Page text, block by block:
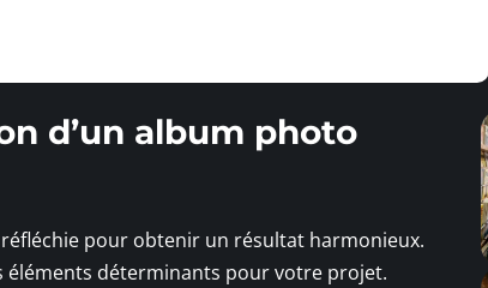
d’un album photo
pour obtenir un résultat harmonieux.
éléments déterminants pour votre projet.